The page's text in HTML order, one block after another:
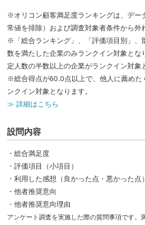
※オリコン顧客満足度ランキングは、デー
常値を排除）および調査対象者条件から外
※「総合ランキング」、「評価項目別」、
数を満たした企業のみランクイン対象と
定人数の半数以上の企業がランクイン対象
※総合得点が60.0点以上で、他人に薦めた
ンクイン対象となります。
≫ 詳細はこちら
設問内容
・総合満足度
・評価項目（小項目）
・利用した感想（良かった点・悪かった点）
・他者推奨意向
・他者推奨意向理由
アンケート調査を実施した際の質問事項です。